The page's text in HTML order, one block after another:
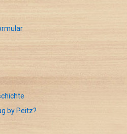
by Peitz?